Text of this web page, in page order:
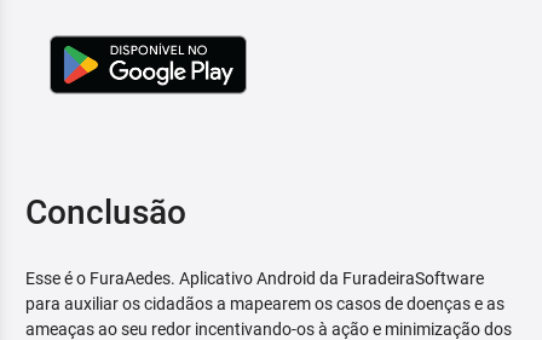
Conclusão
Esse é o FuraAedes. Aplicativo Android da FuradeiraSoftware
para auxiliar os cidadãos a mapearem os casos de doenças e as
ameaças ao seu redor incentivando-os à ação e minimização dos